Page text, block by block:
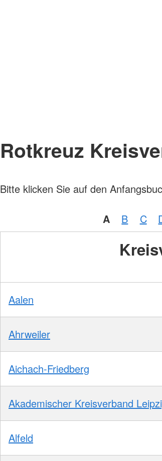
Rotkreuz
Bitte klicken Sie auf den
A B C
Aalen
Ahrweiler
Aichach-Friedberg
Akademischer Kreisverband
Alfeld